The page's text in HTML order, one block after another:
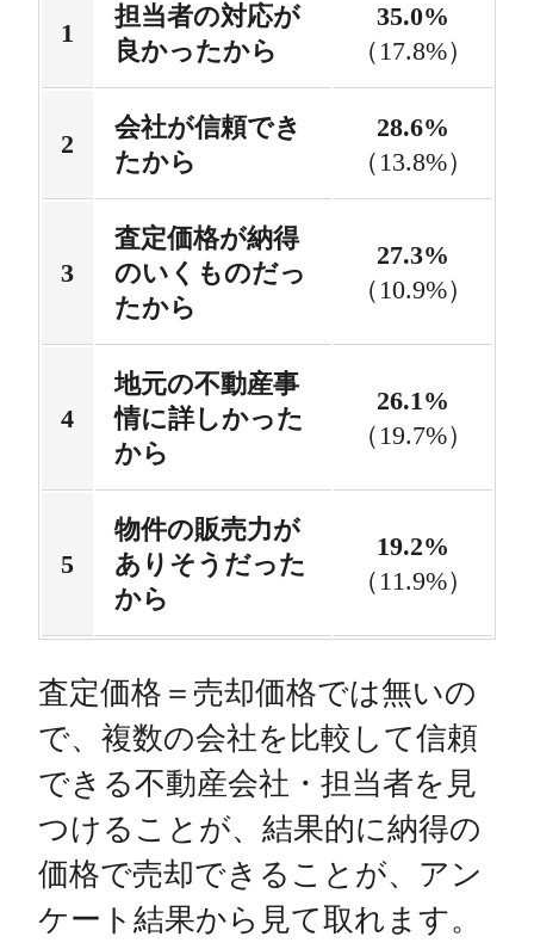
担当者の対応が
良かったから
35.0%
（17.8%）
会社が信頼でき
たから
28.6%
（13.8%）
査定価格が納得
のいくものだっ
たから
27.3%
（10.9%）
地元の不動産事
情に詳しかった
から
26.1%
（19.7%）
物件の販売力が
ありそうだった
から
19.2%
（11.9%）
査定価格＝売却価格では無いの
で、複数の会社を比較して信頼
できる不動産会社・担当者を見
つけることが、結果的に納得の
価格で売却できることが、アン
ケート結果から見て取れます。